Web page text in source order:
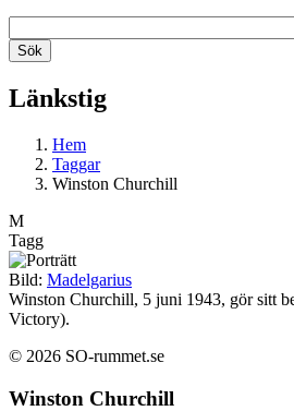
Länkstig
Hem
Taggar
Winston Churchill
M
Tagg
Bild: Madelgarius
Winston Churchill, 5 juni 1943, gör sitt
Victory).
© 2026 SO-rummet.se
Winston Churchill